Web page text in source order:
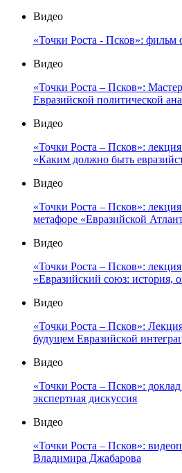
Видео
«Точки Роста - Псков»: фильм
Видео
«Точки Роста – Псков»:
Евразийской политической
Видео
«Точки Роста – Псков»:
«Каким должно быть
Видео
«Точки Роста – Псков»:
метафоре «Евразийской
Видео
«Точки Роста – Псков»:
«Евразийский союз: история,
Видео
«Точки Роста – Псков»:
будущем Евразийской
Видео
«Точки Роста – Псков»:
экспертная дискуссия
Видео
«Точки Роста – Псков»:
Владимира Джабарова